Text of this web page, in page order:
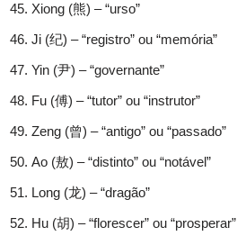
Xiong (熊) – “urso”
Ji (纪) – “registro” ou “memória”
Yin (尹) – “governante”
Fu (傅) – “tutor” ou “instrutor”
Zeng (曾) – “antigo” ou “passado”
Ao (敖) – “distinto” ou “notável”
Long (龙) – “dragão”
Hu (胡) – “florescer” ou “prosperar”